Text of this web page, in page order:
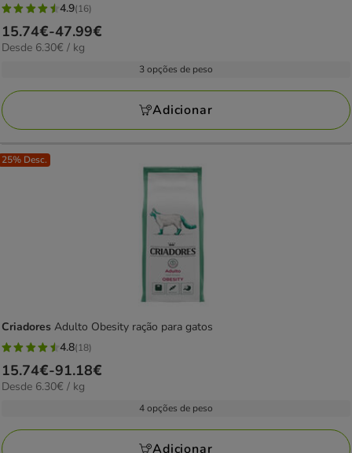
4.9
estrelas
com
avaliações
4.9(16)
Preço
de
47.99€
15.74€-47.99€
6.30€
Desde 6.30€ / kg
3 opções de peso
Adicionar
25% Desc.
Criadores Adulto Obesity ração para gatos
4.8
estrelas
com
avaliações
4.8(18)
Preço
de
91.18€
15.74€-91.18€
6.30€
Desde 6.30€ / kg
4 opções de peso
Adicionar